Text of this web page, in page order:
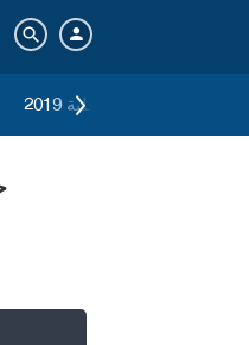
الانتخابات المحلية 2019